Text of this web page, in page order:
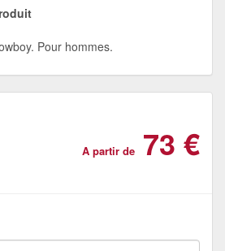
Pour hommes.
A partir de 73 €